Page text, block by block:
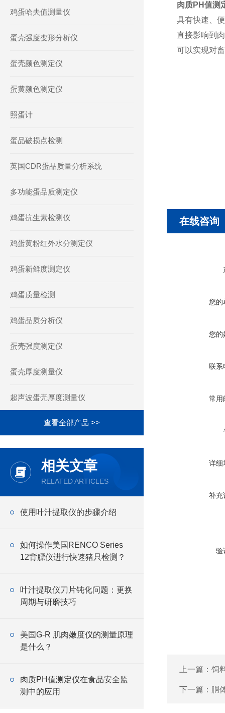
鸡蛋哈夫值测量仪
蛋壳强度变形分析仪
蛋壳颜色测定仪
蛋黄颜色测定仪
照蛋计
蛋品破损点检测
英国CDR蛋品质量分析系统
多功能蛋品质测定仪
鸡蛋抗生素检测仪
鸡蛋黄粉红外水分测定仪
鸡蛋新鲜度测定仪
鸡蛋质量检测
鸡蛋品质分析仪
蛋壳强度测定仪
蛋壳厚度测量仪
超声波蛋壳厚度测量仪
查看全部产品 >>
相关文章
RELATED ARTICLES
使用叶汁提取仪的步骤介绍
如何操作美国RENCO Series
12背膘仪进行快速猪只检测？
叶汁提取仪刀片钝化问题：更换
周期与研磨技巧
美国G-R 肌肉嫩度仪的测量原理
是什么？
肉质PH值测定仪在食品安全监
测中的应用
肉质PH值测
具有快速、
直接影响到
可以实现对
在线咨询
您的
您的
联系
常用
详细
补充
验
上一篇： 饲
下一篇： 胴